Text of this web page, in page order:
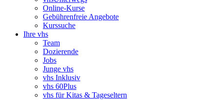
Online-Kurse
Gebührenfreie Angebote
Kurssuche
Ihre vhs
Team
Dozierende
Jobs
Junge vhs
vhs Inklusiv
vhs 60Plus
vhs für Kitas & Tageseltern